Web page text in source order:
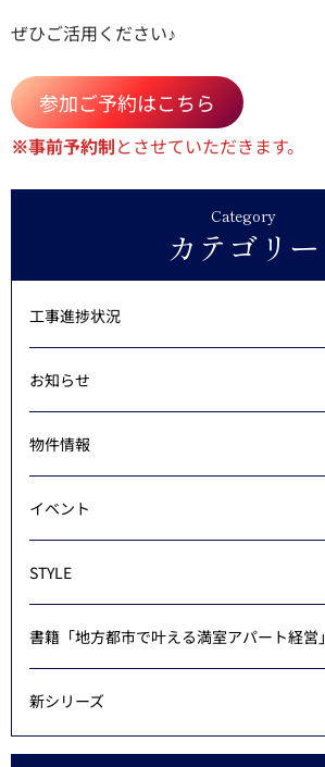
ぜひご活用ください♪
参加ご予約はこちら
※事前予約制とさせていただきます。
Category
カテゴリー
工事進捗状況
お知らせ
物件情報
イベント
STYLE
書籍「地方都市で叶える満室アパート経営」
新シリーズ